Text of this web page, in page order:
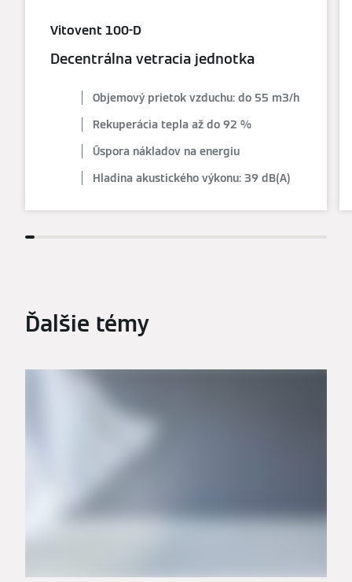
Vitovent 100-D
Decentrálna vetracia jednotka
Objemový prietok vzduchu: do 55 m3/h
Rekuperácia tepla až do 92 %
Úspora nákladov na energiu
Hladina akustického výkonu: 39 dB(A)
Ďalšie témy